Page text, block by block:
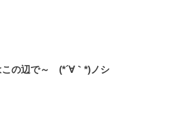
この辺で～ (*´∀｀*)ノシ